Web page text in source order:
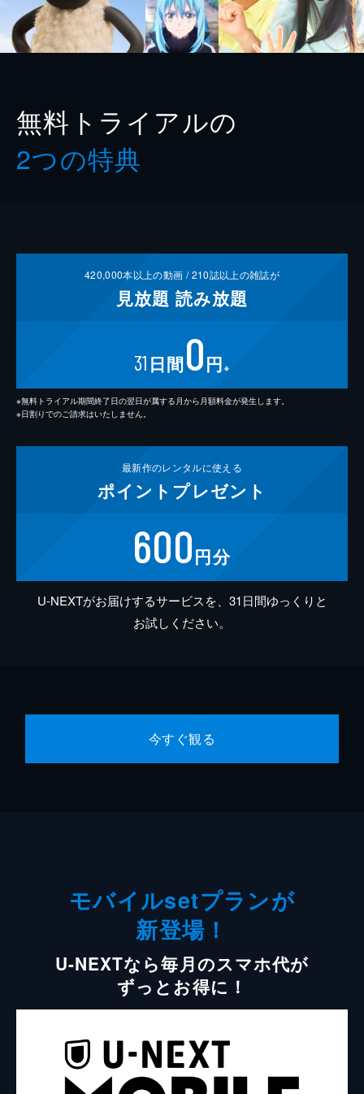
無料トライアルの
2つの特典
420,000本以上の動画 /210誌以上の雑誌が
見放題 読み放題
31 日間0円 ※
※無料トライアル期間終了日の翌日が属する月から月額料金が発生します。
※日割りでのご請求はいたしません。
最新作のレンタルに使える
ポイント プレゼント
600円分
U-NEXTがお届けするサービスを、31日間ゆっくりと
お試しください。
今すぐ観る
モバイルsetプランが
新登場！
U-NEXTなら毎月のスマホ代が
ずっとお得に！